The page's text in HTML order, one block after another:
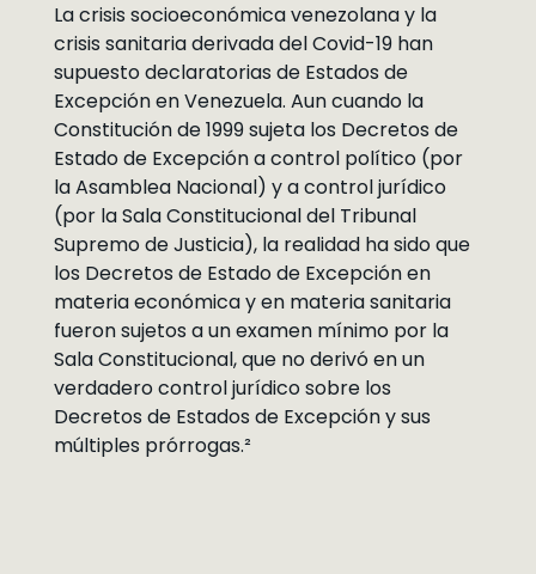
La crisis socioeconómica venezolana y la
crisis sanitaria derivada del Covid-19 han
supuesto declaratorias de Estados de
Excepción en Venezuela. Aun cuando la
Constitución de 1999 sujeta los Decretos de
Estado de Excepción a control político (por
la Asamblea Nacional) y a control jurídico
(por la Sala Constitucional del Tribunal
Supremo de Justicia), la realidad ha sido que
los Decretos de Estado de Excepción en
materia económica y en materia sanitaria
fueron sujetos a un examen mínimo por la
Sala Constitucional, que no derivó en un
verdadero control jurídico sobre los
Decretos de Estados de Excepción y sus
múltiples prórrogas.²